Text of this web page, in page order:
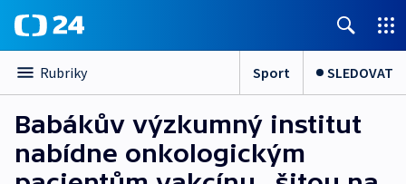
Rubriky Sport SLEDOVAT
Babákův výzkumný institut
nabídne onkologickým